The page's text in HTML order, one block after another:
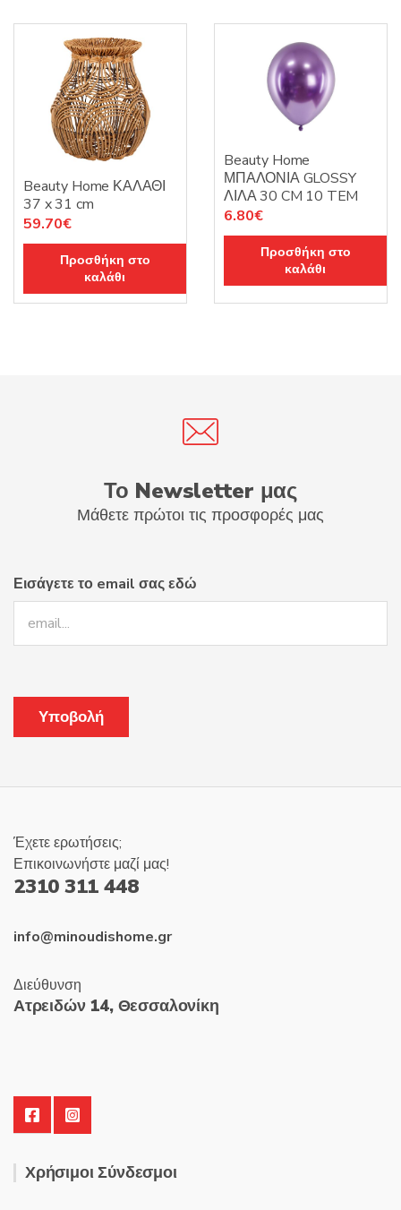
Beauty Home ΚΑΛΑΘΙ
37 x 31 cm
59.70€
Προσθήκη στο
καλάθι
Beauty Home
ΜΠΑΛΟΝΙΑ GLOSSY
ΛΙΛΑ 30 CM 10 TEM
6.80€
Προσθήκη στο
καλάθι
Το Newsletter μας
Μάθετε πρώτοι τις προσφορές μας
Εισάγετε το email σας εδώ
Έχετε ερωτήσεις;
Επικοινωνήστε μαζί μας!
2310 311 448
info@minoudishome.gr
Διεύθυνση
Ατρειδών 14, Θεσσαλονίκη
Χρήσιμοι Σύνδεσμοι